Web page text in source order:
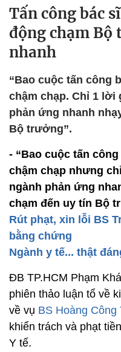
Tấn công bác
động chạm
nhanh
“Bao cuộc tấn công
chậm chạp. Chỉ 1 lời
phản ứng nhanh
Bộ trưởng”.
- “Bao cuộc tấn
chậm chạp nhưng
ngành phản ứng
chạm đến uy tín Bộ
Rút phạt, xin lỗi BS
bằng chứng
Ngành y tế... thật
ĐB TP.HCM Phạm
phiên thảo luận tổ về
về vụ BS Hoàng Công
khiển trách và phạt
Y tế.